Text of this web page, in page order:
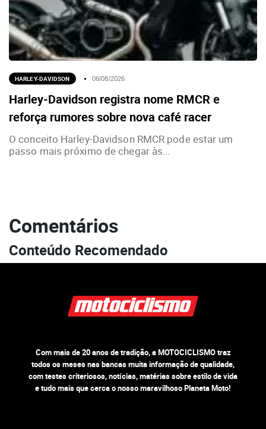
HARLEY-DAVIDSON 06/08/2026
Harley-Davidson registra nome RMCR e
reforça rumores sobre nova café racer
O conceito Harley-Davidson RMCR pode estar um
passo mais próximo de chegar às...
Comentários
Conteúdo Recomendado
Com mais de 20 anos de tradição, a MOTOCICLISMO traz
todos os meses nas bancas muita informação de qualidade,
com testes criteriosos, notícias, matérias sobre estilo de vida
e tudo mais que cerca o nosso maravilhoso Planeta Moto!